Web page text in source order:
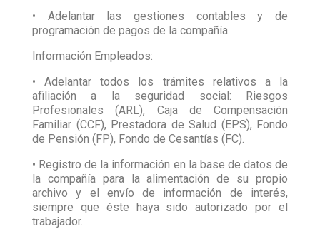
• Adelantar las gestiones contables y de
programación de pagos de la compañía.
Información Empleados:
• Adelantar todos los trámites relativos a la
afiliación a la seguridad social: Riesgos
Profesionales (ARL), Caja de Compensación
Familiar (CCF), Prestadora de Salud (EPS), Fondo
de Pensión (FP), Fondo de Cesantías (FC).
• Registro de la información en la base de datos de
la compañía para la alimentación de su propio
archivo y el envío de información de interés,
siempre que éste haya sido autorizado por el
trabajador.